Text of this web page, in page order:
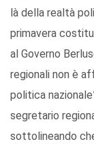
là della realtà
primavera
al Governo
regionali non è
politica
segretario
sottolineando